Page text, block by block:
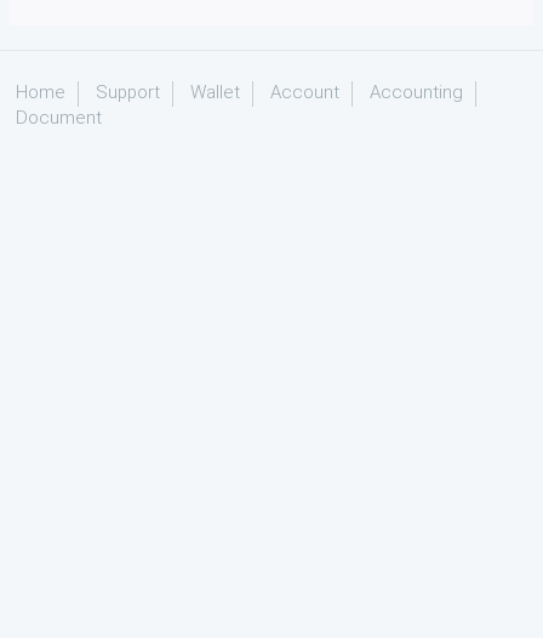
Home Support Wallet Account
Accounting
Document